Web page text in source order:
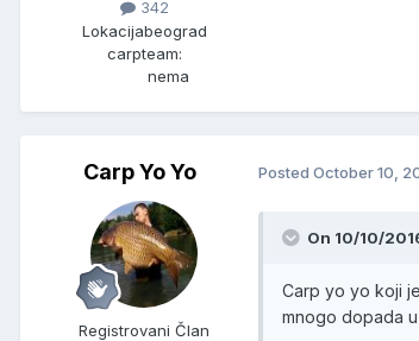
342
Lokacijabeograd
carpteam:
nema
Carp Yo Yo
Registrovani Član
Posted October 10,
On 10/10/
Carp yo yo koji
mnogo dopada